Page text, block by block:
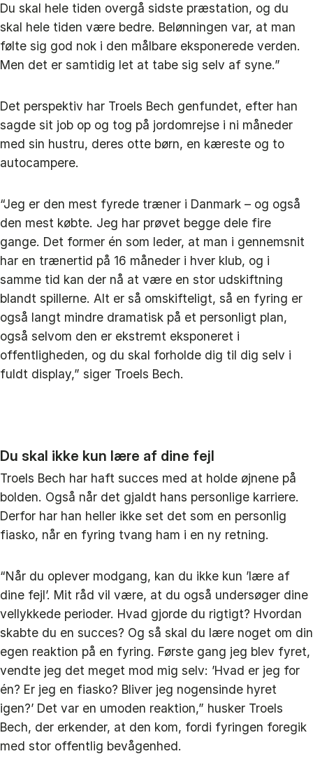
Du skal hele tiden overgå sidste præstation, og du
skal hele tiden være bedre. Belønningen var, at man
følte sig god nok i den målbare eksponerede verden.
Men det er samtidig let at tabe sig selv af syne.”
Det perspektiv har Troels Bech genfundet, efter han
sagde sit job op og tog på jordomrejse i ni måneder
med sin hustru, deres otte børn, en kæreste og to
autocampere.
“Jeg er den mest fyrede træner i Danmark – og også
den mest købte. Jeg har prøvet begge dele fire
gange. Det former én som leder, at man i gennemsnit
har en trænertid på 16 måneder i hver klub, og i
samme tid kan der nå at være en stor udskiftning
blandt spillerne. Alt er så omskifteligt, så en fyring er
også langt mindre dramatisk på et personligt plan,
også selvom den er ekstremt eksponeret i
offentligheden, og du skal forholde dig til dig selv i
fuldt display,” siger Troels Bech.
Du skal ikke kun lære af dine fejl
Troels Bech har haft succes med at holde øjnene på
bolden. Også når det gjaldt hans personlige karriere.
Derfor har han heller ikke set det som en personlig
fiasko, når en fyring tvang ham i en ny retning.
“Når du oplever modgang, kan du ikke kun ’lære af
dine fejl’. Mit råd vil være, at du også undersøger dine
vellykkede perioder. Hvad gjorde du rigtigt? Hvordan
skabte du en succes? Og så skal du lære noget om din
egen reaktion på en fyring. Første gang jeg blev fyret,
vendte jeg det meget mod mig selv: ’Hvad er jeg for
én? Er jeg en fiasko? Bliver jeg nogensinde hyret
igen?’ Det var en umoden reaktion,” husker Troels
Bech, der erkender, at den kom, fordi fyringen foregik
med stor offentlig bevågenhed.